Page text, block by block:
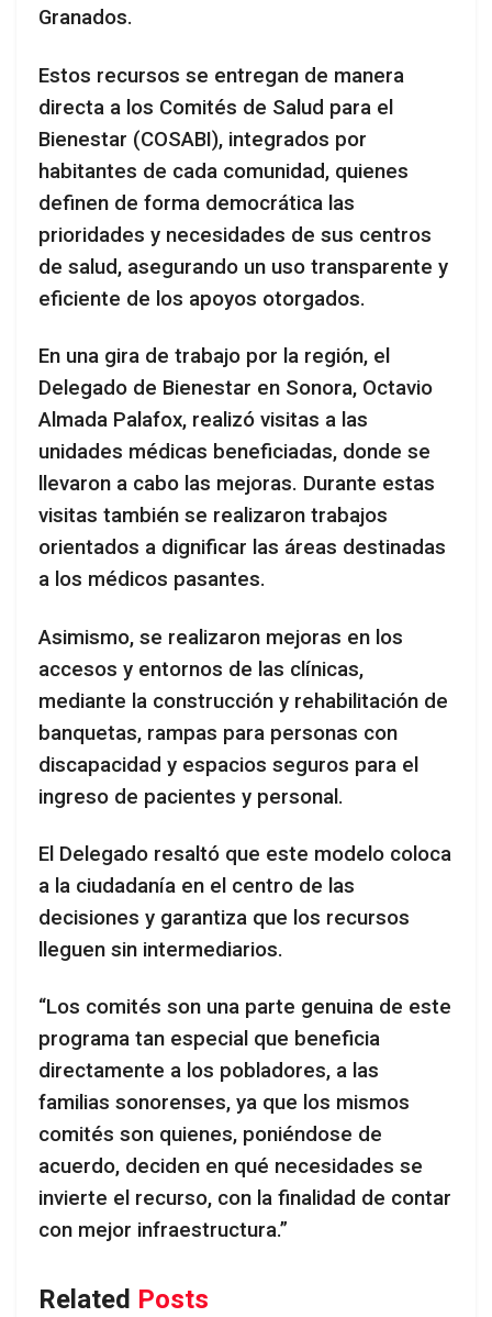
Granados.
Estos recursos se entregan de manera
directa a los Comités de Salud para el
Bienestar (COSABI), integrados por
habitantes de cada comunidad, quienes
definen de forma democrática las
prioridades y necesidades de sus centros
de salud, asegurando un uso transparente y
eficiente de los apoyos otorgados.
En una gira de trabajo por la región, el
Delegado de Bienestar en Sonora, Octavio
Almada Palafox, realizó visitas a las
unidades médicas beneficiadas, donde se
llevaron a cabo las mejoras. Durante estas
visitas también se realizaron trabajos
orientados a dignificar las áreas destinadas
a los médicos pasantes.
Asimismo, se realizaron mejoras en los
accesos y entornos de las clínicas,
mediante la construcción y rehabilitación de
banquetas, rampas para personas con
discapacidad y espacios seguros para el
ingreso de pacientes y personal.
El Delegado resaltó que este modelo coloca
a la ciudadanía en el centro de las
decisiones y garantiza que los recursos
lleguen sin intermediarios.
“Los comités son una parte genuina de este
programa tan especial que beneficia
directamente a los pobladores, a las
familias sonorenses, ya que los mismos
comités son quienes, poniéndose de
acuerdo, deciden en qué necesidades se
invierte el recurso, con la finalidad de contar
con mejor infraestructura.”
Related Posts